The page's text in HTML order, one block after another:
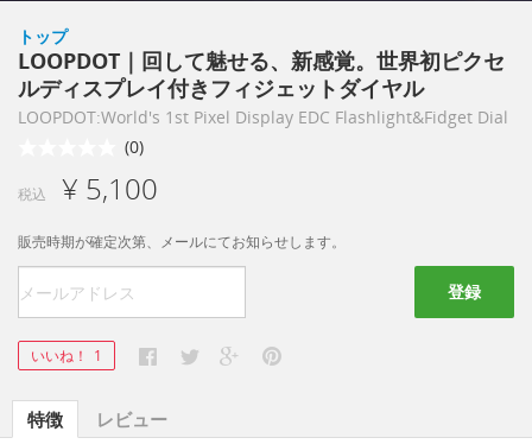
トップ
LOOPDOT｜回して魅せる、新感覚。世界初ピクセ
ルディスプレイ付きフィジェットダイヤル
LOOPDOT:World's 1st Pixel Display EDC Flashlight&Fidget Dial
(0)
税込 ¥ 5,100
販売時期が確定次第、メールにてお知らせします。
登録
いいね！ 1
特徴 レビュー